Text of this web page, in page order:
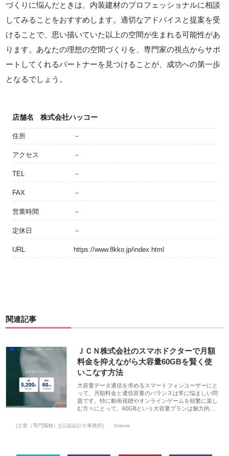
づくりに悩んだときは、内装建材のプロフェッショナルに相談
してみることをおすすめします。適切なアドバイスと提案を受
けることで、思い描いていた以上の空間が生まれる可能性があ
ります。あなたの理想の空間づくりを、専門家の視点からサポ
ートしてくれるパートナーを見つけることが、成功への第一歩
となるでしょう。
店舗名 株式会社ハッコー
住所 －
アクセス －
TEL －
FAX －
営業時間 －
定休日 －
URL https://www.8kko.jp/index.html
関連記事
ＪＣＮ株式会社のスマホドクターで月額
料金を抑えながら大容量60GBを賢く使
いこなす方法
大容量データ通信を求めるスマートフォンユーザーにと
って、月額料金と通信容量のバランスは常に悩ましい問
題です。特に動画視聴やオンラインゲームを頻繁に楽し
む方々にとって、60GBという大容量プランは魅力的…
[士業（専門職種）][公認会計士事務所] 0views